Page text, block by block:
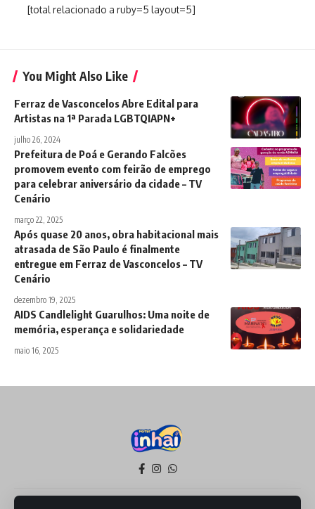
[total relacionado a ruby=5 layout=5]
You Might Also Like
Ferraz de Vasconcelos Abre Edital para
Artistas na 1ª Parada LGBTQIAPN+
julho 26, 2024
Prefeitura de Poá e Gerando Falcões
promovem evento com feirão de emprego
para celebrar aniversário da cidade – TV
Cenário
março 22, 2025
Após quase 20 anos, obra habitacional mais
atrasada de São Paulo é finalmente
entregue em Ferraz de Vasconcelos – TV
Cenário
dezembro 19, 2025
AIDS Candlelight Guarulhos: Uma noite de
memória, esperança e solidariedade
maio 16, 2025